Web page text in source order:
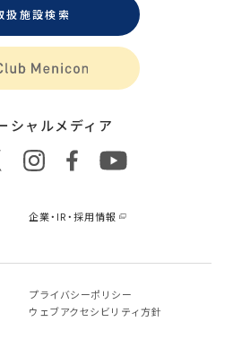
扱施設検索
シャルメディア
企業・IR・採用情報
プライバシーポリシー
ウェブアクセシビリティ方針